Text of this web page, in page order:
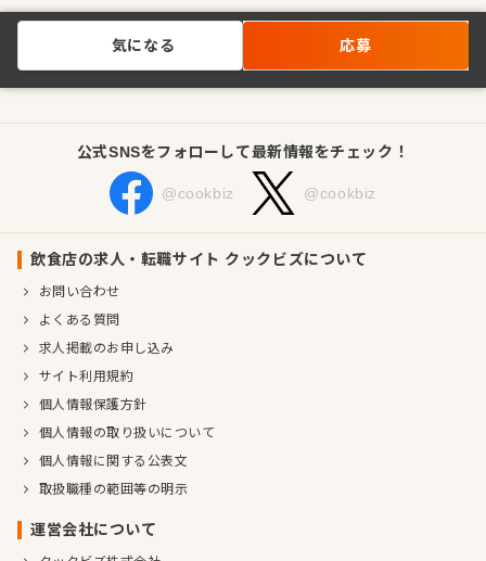
気になる 応募
公式SNSをフォローして最新情報をチェック！
@cookbiz @cookbiz
飲食店の求人・転職サイト クックビズについて
お問い合わせ
よくある質問
求人掲載のお申し込み
サイト利用規約
個人情報保護方針
個人情報の取り扱いについて
個人情報に関する公表文
取扱職種の範囲等の明示
運営会社について